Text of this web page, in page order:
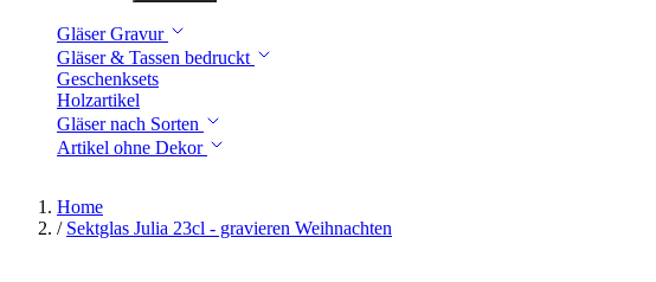
Gläser Gravur
Gläser & Tassen bedruckt
Geschenksets
Holzartikel
Gläser nach Sorten
Artikel ohne Dekor
Home
/ Sektglas Julia 23cl - gravieren Weihnachten